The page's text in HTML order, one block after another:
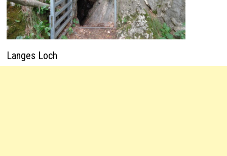
Langes Loch